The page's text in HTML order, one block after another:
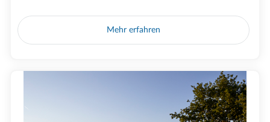
Mehr erfahren